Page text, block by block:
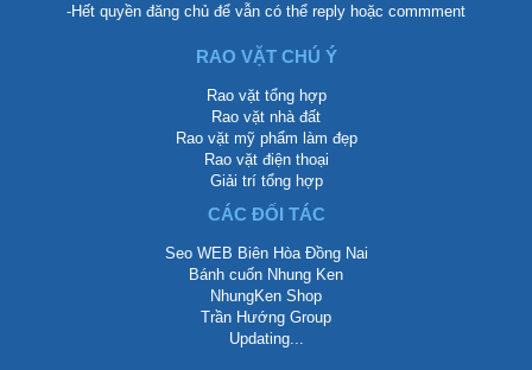
-Hết quyền đăng chủ để vẫn có thể reply hoặc commment
RAO VẶT CHÚ Ý
Rao vặt tổng hợp
Rao vặt nhà đất
Rao vặt mỹ phẩm làm đẹp
Rao vặt điện thoại
Giải trí tổng hợp
CÁC ĐỐI TÁC
Seo WEB Biên Hòa Đồng Nai
Bánh cuốn Nhung Ken
NhungKen Shop
Trần Hướng Group
Updating...